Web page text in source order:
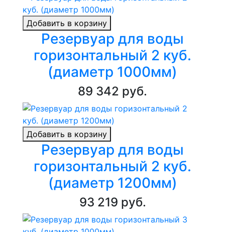
Добавить в корзину
Резервуар для воды
горизонтальный 2 куб.
(диаметр 1000мм)
89 342 руб.
Добавить в корзину
Резервуар для воды
горизонтальный 2 куб.
(диаметр 1200мм)
93 219 руб.